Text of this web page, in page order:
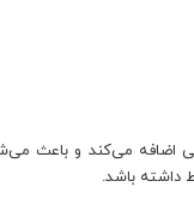
داشته باشد.